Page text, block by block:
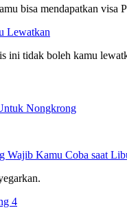
bisa mendapatkan
Lewatkan
ini tidak boleh kamu
Nongkrong
Wajib Kamu Coba saat
4